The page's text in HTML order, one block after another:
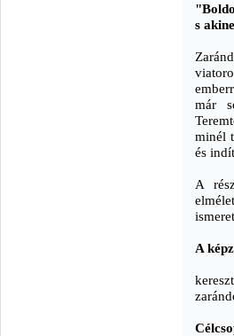
s
már
minél
és
A
A